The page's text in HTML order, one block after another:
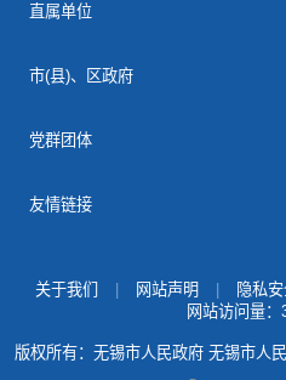
直属单位
市(县)、区政府
党群团体
友情链接
关于我们 网站声明 隐私
网站访问量：
版权所有：无锡市人民政府 无锡市人